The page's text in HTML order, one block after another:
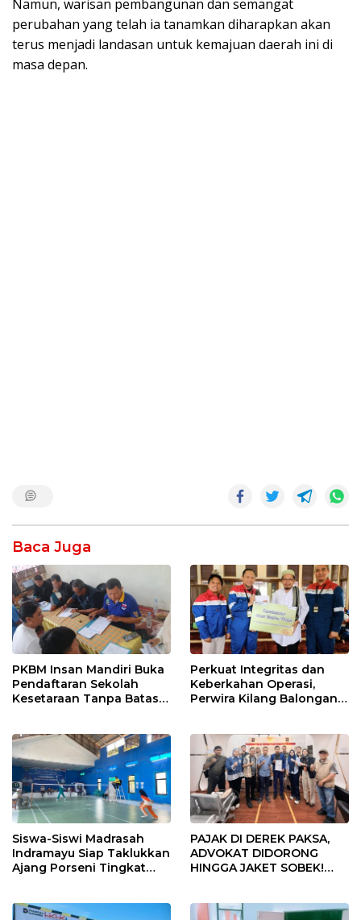
Namun, warisan pembangunan dan semangat
perubahan yang telah ia tanamkan diharapkan akan
terus menjadi landasan untuk kemajuan daerah ini di
masa depan.
Baca Juga
PKBM Insan Mandiri Buka
Pendaftaran Sekolah
Kesetaraan Tanpa Batas
Perkuat Integritas dan
Keberkahan Operasi,
Perwira Kilang Balongan
Siswa-Siswi Madrasah
Indramayu Siap Taklukkan
Ajang Porseni Tingkat
PAJAK DI DEREK PAKSA,
ADVOKAT DIDORONG
HINGGA JAKET SOBEK!
Pekanbaru!